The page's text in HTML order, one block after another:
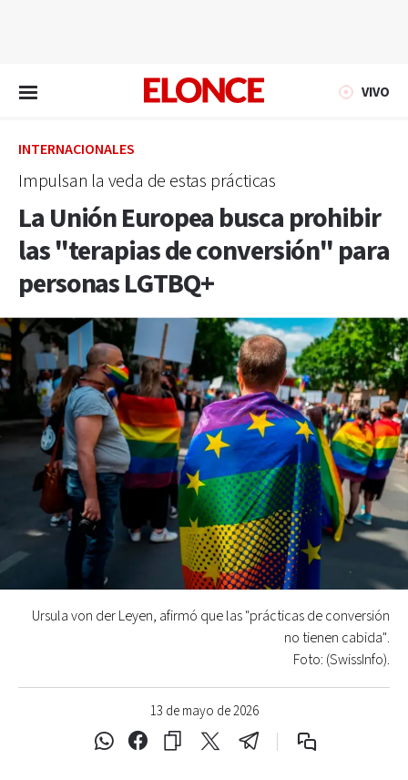
VIVO
INTERNACIONALES
Impulsan la veda de estas prácticas
La Unión Europea busca prohibir
las "terapias de conversión" para
personas LGTBQ+
13 de mayo de 2026
Ursula von der Leyen, afirmó que las "prácticas de conversión
no tienen cabida".
Foto: (SwissInfo).